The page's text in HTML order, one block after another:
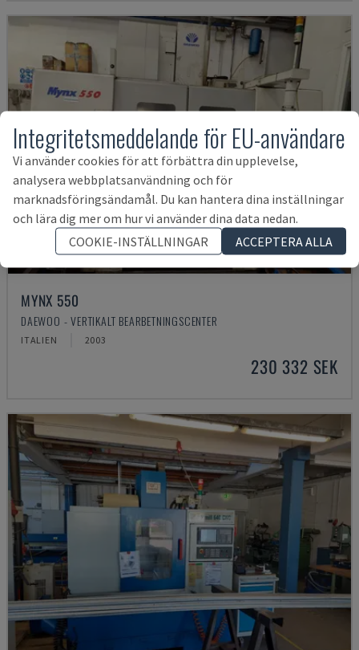
MYNX 550
DAEWOO - VERTIKALT BEARBETNINGSCENTER
ITALIEN 2003
230 332 SEK
Integritetsmeddelande för EU-användare
Vi använder cookies för att förbättra din upplevelse,
analysera webbplatsanvändning och för
marknadsföringsändamål. Du kan hantera dina inställningar
och lära dig mer om hur vi använder dina data nedan.
COOKIE-INSTÄLLNINGAR
ACCEPTERA ALLA